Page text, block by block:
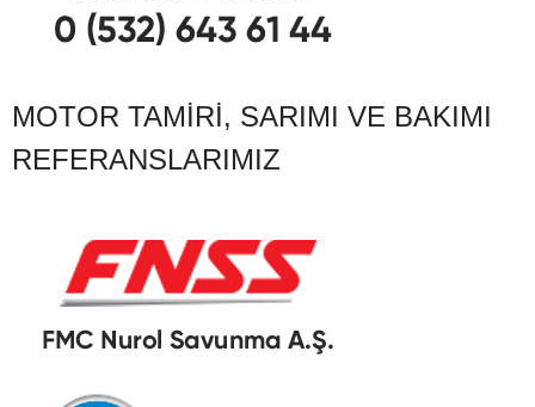
MOTOR TAMIRI, SARIMI VE BAKIMI
REFERANSLARIMIZ